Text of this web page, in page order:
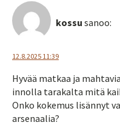
kossu sanoo:
12.8.2025 11:39
Hyvää matkaa ja
innolla tarakalta mitä
Onko kokemus lisännyt
arsenaalia?